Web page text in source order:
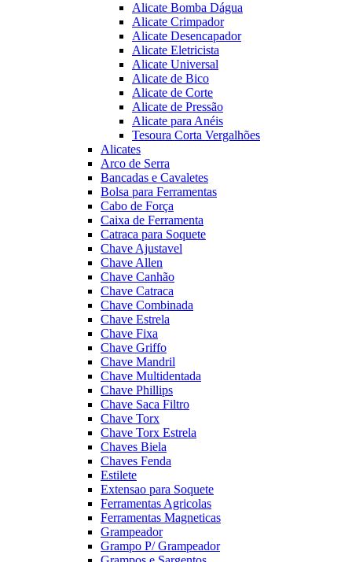
Alicate Bomba Dágua
Alicate Crimpador
Alicate Desencapador
Alicate Eletricista
Alicate Universal
Alicate de Bico
Alicate de Corte
Alicate de Pressão
Alicate para Anéis
Tesoura Corta Vergalhões
Alicates
Arco de Serra
Bancadas e Cavaletes
Bolsa para Ferramentas
Cabo de Força
Caixa de Ferramenta
Catraca para Soquete
Chave Ajustavel
Chave Allen
Chave Canhão
Chave Catraca
Chave Combinada
Chave Estrela
Chave Fixa
Chave Griffo
Chave Mandril
Chave Multidentada
Chave Phillips
Chave Saca Filtro
Chave Torx
Chave Torx Estrela
Chaves Biela
Chaves Fenda
Estilete
Extensao para Soquete
Ferramentas Agricolas
Ferramentas Magneticas
Grampeador
Grampo P/ Grampeador